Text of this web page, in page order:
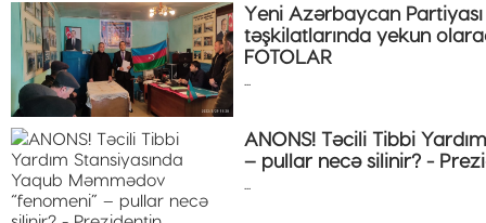
Yeni Azərbaycan
təşkilatlarında yekun
FOTOLAR
ANONS! Təcili Tibbi
– pullar necə silinir? -